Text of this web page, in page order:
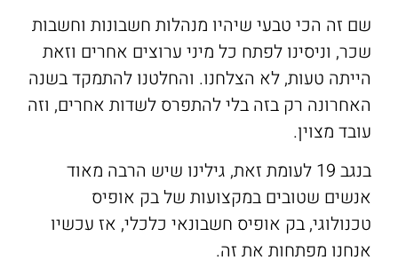
שם זה הכי טבעי שיהיו מנהלות חשבונות וחשבות
שכר, וניסינו לפתח כל מיני ערוצים אחרים וזאת
הייתה טעות, לא הצלחנו. והחלטנו להתמקד בשנה
האחרונה רק בזה בלי להתפרס לשדות אחרים, וזה
עובד מצוין.
בנגב 19 לעומת זאת, גילינו שיש הרבה מאוד
אנשים שטובים במקצועות של בק אופיס
טכנולוגי, בק אופיס חשבונאי כלכלי, אז עכשיו
אנחנו מפתחות את זה.